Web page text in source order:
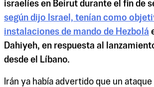
israelíes en Beirut durante el fin de
según dijo Israel, tenían como
instalaciones de mando de Hezbolá
Dahiyeh, en respuesta al
desde el Líbano.
Irán ya había advertido que un